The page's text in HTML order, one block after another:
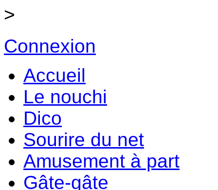
>
Connexion
Accueil
Le nouchi
Dico
Sourire du net
Amusement à part
Gâte-gâte